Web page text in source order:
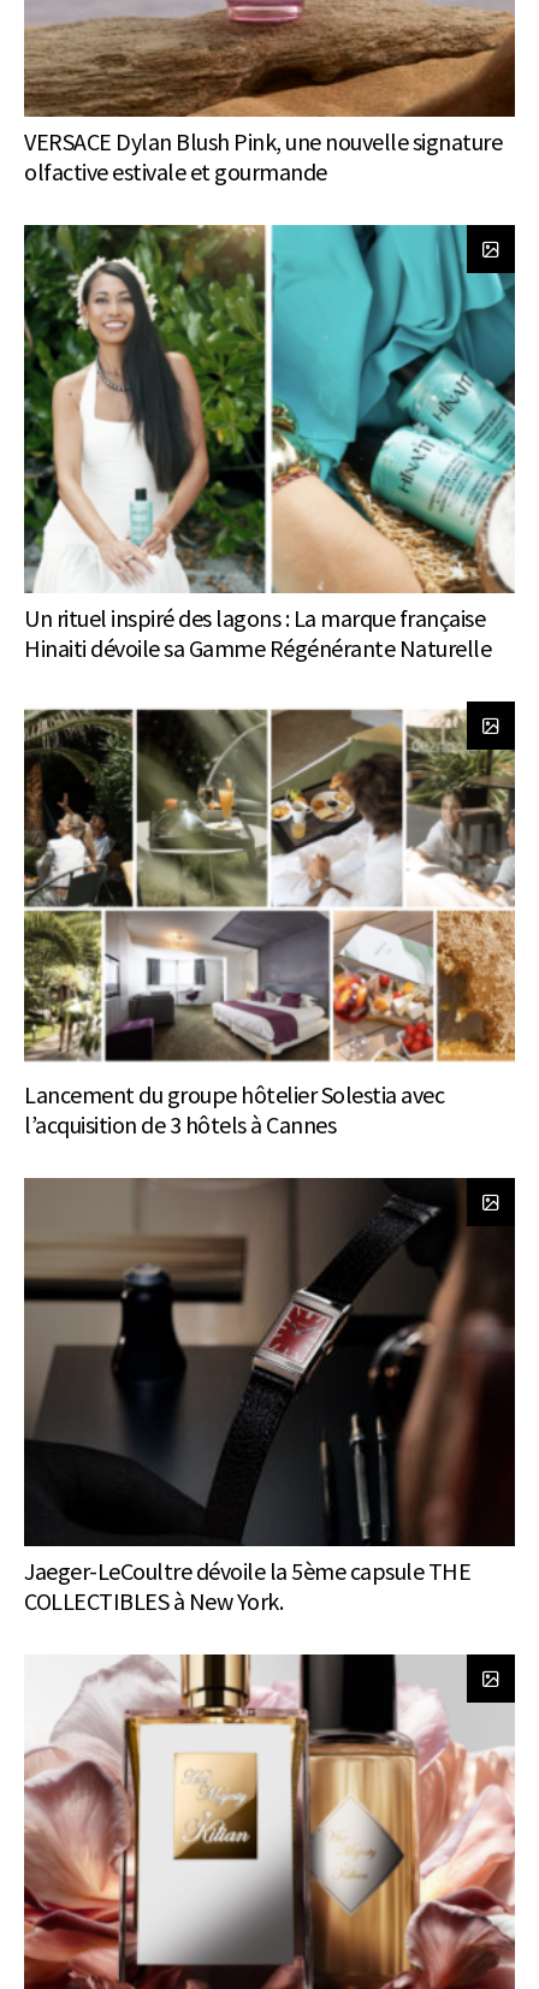
VERSACE Dylan Blush Pink, une nouvelle signature
olfactive estivale et gourmande
Un rituel inspiré des lagons : La marque française
Hinaiti dévoile sa Gamme Régénérante Naturelle
Lancement du groupe hôtelier Solestia avec
l’acquisition de 3 hôtels à Cannes
Jaeger-LeCoultre dévoile la 5ème capsule THE
COLLECTIBLES à New York.